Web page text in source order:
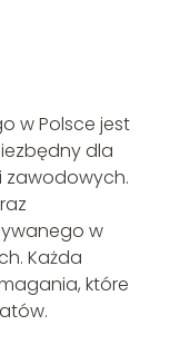
w Polsce jest
dla
zawodowych.
w
Każda
które